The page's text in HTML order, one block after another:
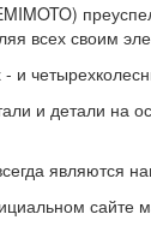
всех своим
и
и детали на
являются
сайте